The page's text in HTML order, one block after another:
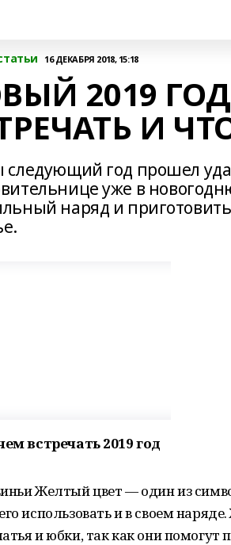
16 ДЕКАБРЯ 2018, 15:18
2019
И
следующий год прошел
уже в
наряд и
встречать 2019 год
Желтый цвет — один из
использовать и в своем
и юбки, так как они